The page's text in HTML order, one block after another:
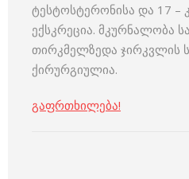
ტესტოსტერონისა და 17 –
ექსკრეცია. მკურნალობა
თირკმელზედა ჯირკვლის
ქირურგიულია.
გაფრთხილება!